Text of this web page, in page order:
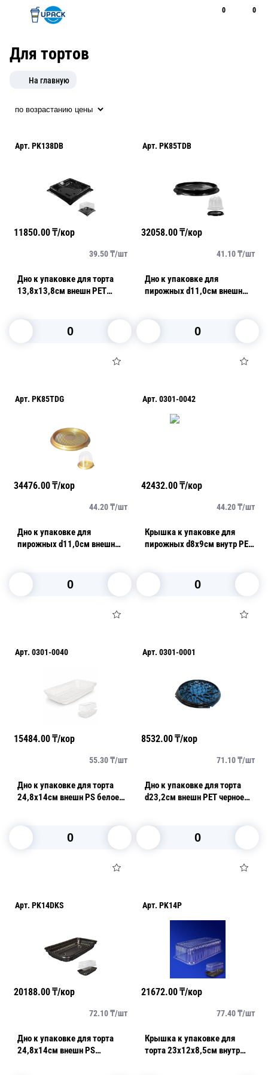
0 0
Для тортов
На главную
Арт. PK138DB
11850.00₸/кор
39.50₸/шт
Дно к упаковке для торта
13,8х13,8см внешн PET
Арт. PK85TDB
32058.00₸/кор
41.10₸/шт
Дно к упаковке для
пирожных d11,0см внешн
Арт. PK85TDG
34476.00₸/кор
44.20₸/шт
Дно к упаковке для
пирожных d11,0см внешн
Арт. 0301-0042
42432.00₸/кор
44.20₸/шт
Крышка к упаковке для
пирожных d8х9см внутр PET
Арт. 0301-0040
15484.00₸/кор
55.30₸/шт
Дно к упаковке для торта
24,8х14см внешн PS белое
Арт. 0301-0001
8532.00₸/кор
71.10₸/шт
Дно к упаковке для торта
d23,2см внешн PET черное
Арт. PK14DKS
20188.00₸/кор
72.10₸/шт
Дно к упаковке для торта
24,8х14см внешн PS
Арт. PK14P
21672.00₸/кор
77.40₸/шт
Крышка к упаковке для
торта 23x12x8,5см внутр